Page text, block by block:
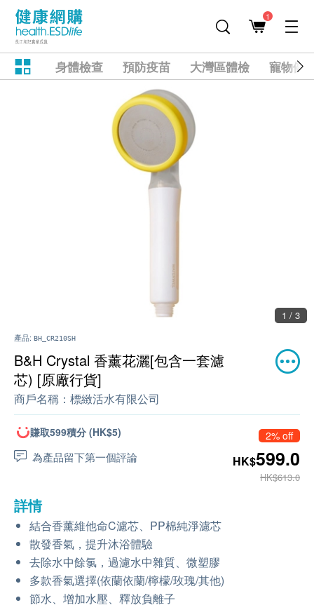
1
身體檢查 預防疫苗 大灣區體檢 寵物健
1 / 3
產品: BH_CR210SH
B&H Crystal 香薰花灑[包含一套濾
芯) [原廠行貨]
商戶名稱： 標緻活水有限公司
賺取599積分 (HK$5)
為產品留下第一個評論
2% off
HK$599.0
HK$613.0
詳情
結合香薰維他命C濾芯、PP棉純淨濾芯
散發香氣，提升沐浴體驗
去除水中餘氯，過濾水中雜質、微塑膠
多款香氣選擇(依蘭依蘭/檸檬/玫瑰/其他)
節水、增加水壓、釋放負離子